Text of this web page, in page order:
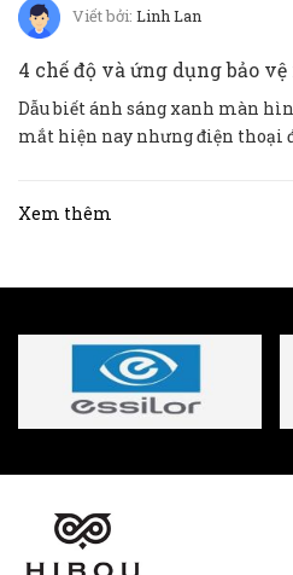
Viết bởi: Linh Lan
Dẫu biết ánh sáng xanh màn
mắt hiện nay nhưng điện thoại
Xem thêm